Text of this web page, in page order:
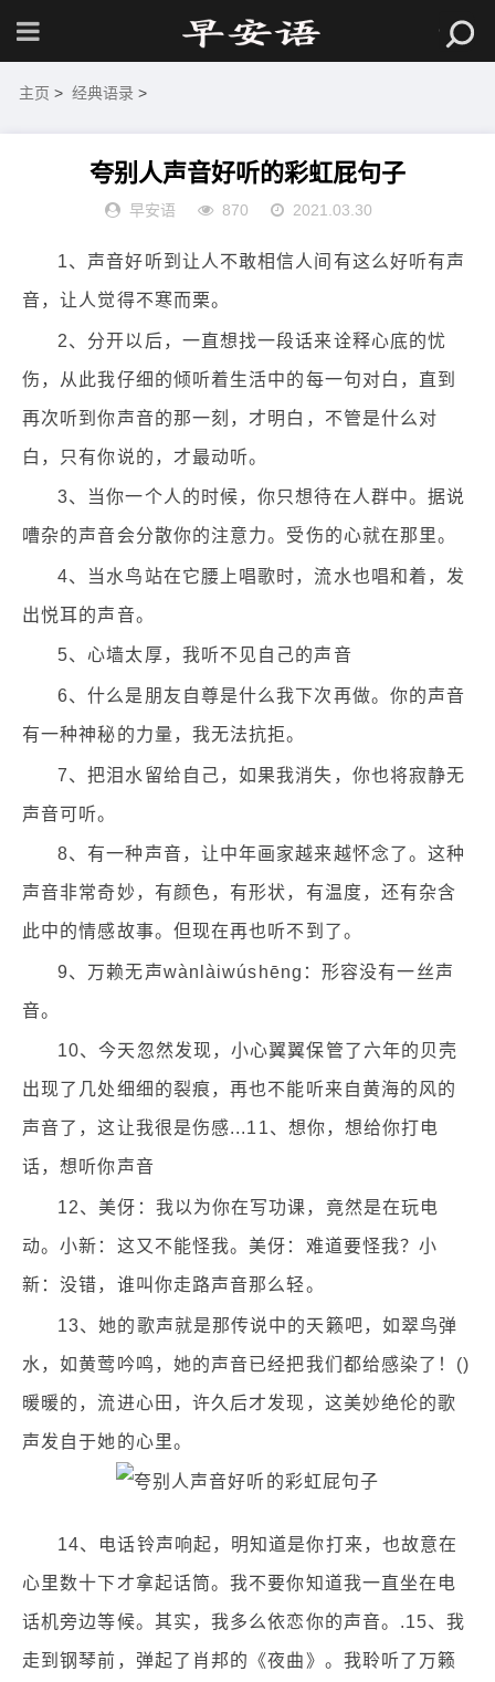
主页 > 经典语录 >
夸别人声音好听的彩虹屁句子
早安语 870 2021.03.30
1、声音好听到让人不敢相信人间有这么好听有声
音，让人觉得不寒而栗。
2、分开以后，一直想找一段话来诠释心底的忧
伤，从此我仔细的倾听着生活中的每一句对白，直到
再次听到你声音的那一刻，才明白，不管是什么对
白，只有你说的，才最动听。
3、当你一个人的时候，你只想待在人群中。据说
嘈杂的声音会分散你的注意力。受伤的心就在那里。
4、当水鸟站在它腰上唱歌时，流水也唱和着，发
出悦耳的声音。
5、心墙太厚，我听不见自己的声音
6、什么是朋友自尊是什么我下次再做。你的声音
有一种神秘的力量，我无法抗拒。
7、把泪水留给自己，如果我消失，你也将寂静无
声音可听。
8、有一种声音，让中年画家越来越怀念了。这种
声音非常奇妙，有颜色，有形状，有温度，还有杂含
此中的情感故事。但现在再也听不到了。
9、万赖无声wànlàiwúshēng：形容没有一丝声
音。
10、今天忽然发现，小心翼翼保管了六年的贝壳
出现了几处细细的裂痕，再也不能听来自黄海的风的
声音了，这让我很是伤感...11、想你，想给你打电
话，想听你声音
12、美伢：我以为你在写功课，竟然是在玩电
动。小新：这又不能怪我。美伢：难道要怪我？小
新：没错，谁叫你走路声音那么轻。
13、她的歌声就是那传说中的天籁吧，如翠鸟弹
水，如黄莺吟鸣，她的声音已经把我们都给感染了！()
暖暖的，流进心田，许久后才发现，这美妙绝伦的歌
声发自于她的心里。
14、电话铃声响起，明知道是你打来，也故意在
心里数十下才拿起话筒。我不要你知道我一直坐在电
话机旁边等候。其实，我多么依恋你的声音。.15、我
走到钢琴前，弹起了肖邦的《夜曲》。我聆听了万籁